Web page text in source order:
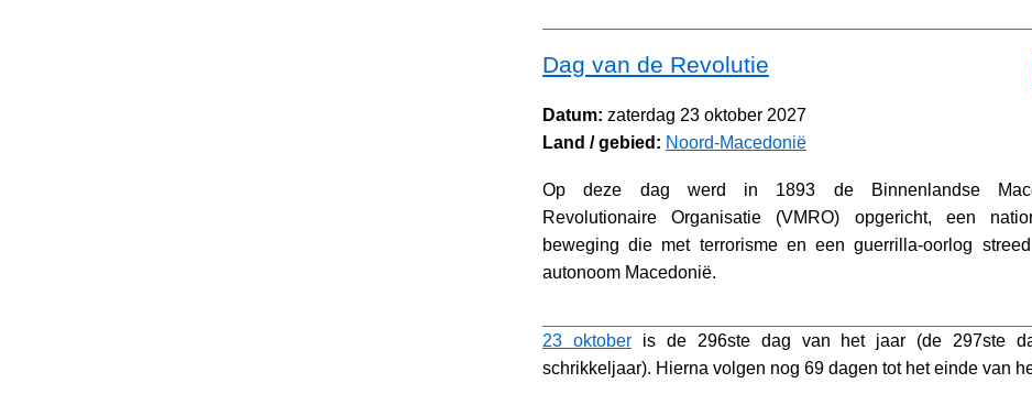
Dag van de Revolutie
Datum: zaterdag 23 oktober 2027
Land / gebied: Noord-Macedonië
Op deze dag werd in 1893 de Binnenlandse
Revolutionaire Organisatie (VMRO) opgericht, een
beweging die met terrorisme en een guerrilla-oorlog
autonoom Macedonië.
23 oktoberis de 296ste dag van het jaar (de 297ste
schrikkeljaar). Hierna volgen nog 69 dagen tot het einde van